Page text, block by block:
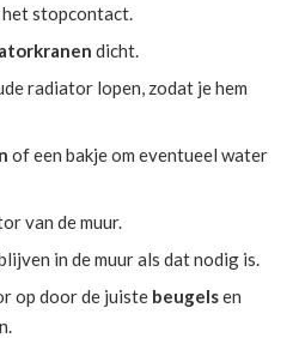
stopcontact.
dicht.
radiator lopen, zodat je hem
of een bakje om eventueel water
van de muur.
in de muur als dat nodig is.
op door de juiste beugelsen